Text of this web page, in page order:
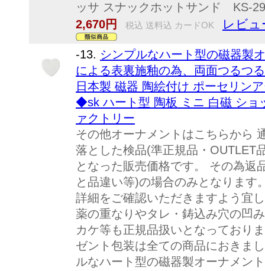
ッサ スナックホットサンド KS-
2,670円
税込 送料込 カードOK レビュ
-13. シンプルなハート型の磁器製
による表裏施釉の為、両面つるつ
日本製 磁器 陶絵付け ポーセリン
◆sk ハート型 陶板 ミニ 白磁 ショ
ァクトリー
その他オーナメントはこちらから
落とした検品(準正規品・OUTLET
となった販売価格です。 その為返
と品違い等)の場合のみとなります
詳細をご確認いただきますよう宜
薬の重なりやタレ・鋳込み穴の凹
カケ等も正規品扱いとなっており
ゼント包装は全ての商品におきま
ルなハート型の磁器製オーナメン